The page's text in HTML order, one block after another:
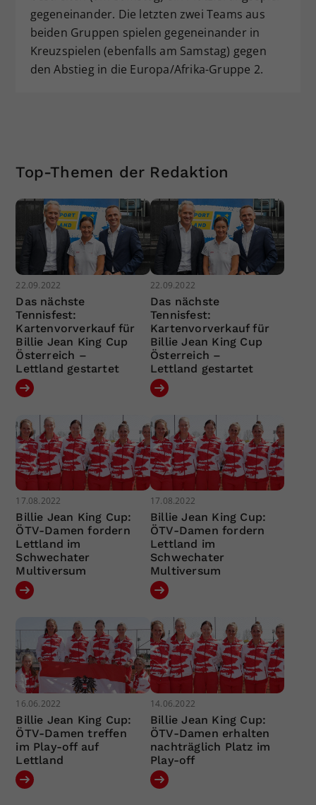
gegeneinander. Die letzten zwei Teams aus
beiden Gruppen spielen gegeneinander in
Kreuzspielen (ebenfalls am Samstag) gegen
den Abstieg in die Europa/Afrika-Gruppe 2.
Top-Themen der Redaktion
22.09.2022
Das nächste
Tennisfest:
Kartenvorverkauf für
Billie Jean King Cup
Österreich –
Lettland gestartet
22.09.2022
Das nächste
Tennisfest:
Kartenvorverkauf für
Billie Jean King Cup
Österreich –
Lettland gestartet
17.08.2022
Billie Jean King Cup:
ÖTV-Damen fordern
Lettland im
Schwechater
Multiversum
17.08.2022
Billie Jean King Cup:
ÖTV-Damen fordern
Lettland im
Schwechater
Multiversum
16.06.2022
Billie Jean King Cup:
ÖTV-Damen treffen
im Play-off auf
Lettland
14.06.2022
Billie Jean King Cup:
ÖTV-Damen erhalten
nachträglich Platz im
Play-off